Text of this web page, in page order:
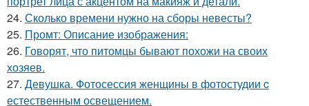
24. Сколько времени нужно на сборы невесты?
25. Промт: Описание изображения:
26. Говорят, что питомцы бывают похожи на своих
хозяев.
27. Девушка. Фотосессия женщины в фотостудии c
естественным освещением.